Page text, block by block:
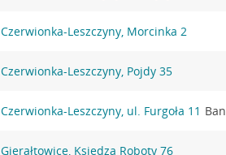
Czerwionka-Leszczyny, Morcinka 2
Czerwionka-Leszczyny, Pojdy 35
Czerwionka-Leszczyny, ul. Furgoła 11
Gierałtowice, Księdza Roboty 76